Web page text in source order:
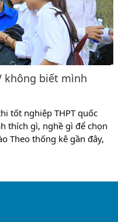
không biết mình
tốt nghiệp THPT quốc
thích gì, nghề gì để chọn
Theo thống kê gần đây,
ngành mình đang
lẽ, con số này còn...